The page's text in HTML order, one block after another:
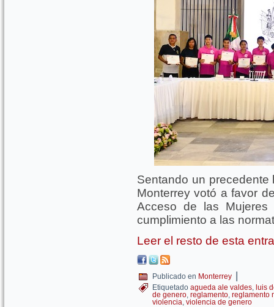
Sentando un precedente
Monterrey votó a favor
Acceso de las
cumplimiento a las
Leer el resto de esta
Publicado en Monterrey |
Etiquetado agueda ale valdes, luis
de genero, reglamento, reglamento
violencia, violencia de genero